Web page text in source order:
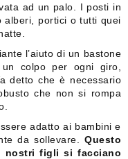
ad un palo. I posti in
alberi, portici o tutti quei
l’aiuto di un bastone
colpo per ogni giro,
detto che è necessario
che non si rompa
adatto ai bambini e
da sollevare. Questo
nostri figli si facciano